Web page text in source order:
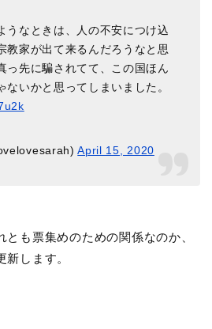
うなときは、人の不安につけ込
教家が出て来るんだろうなと思
っ先に騙されてて、この国ほん
ないかと思ってしまいました。
April 15, 2020
も票集めのための関係なのか、
します。